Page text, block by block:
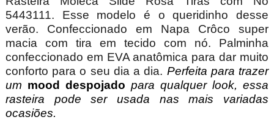
5443111. Esse modelo é o queridinho desse
verão. Confeccionado em Napa Crôco super
macia com tira em tecido com nó. Palminha
confeccionado em EVA anatômica para dar muito
conforto para o seu dia a dia. Perfeita para trazer
um mood despojado para qualquer look, essa
rasteira pode ser usada nas mais variadas
ocasiões.